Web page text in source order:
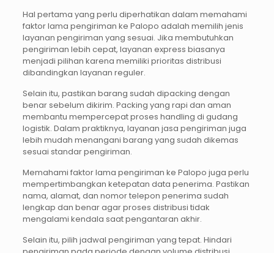
Hal pertama yang perlu diperhatikan dalam memahami
faktor lama pengiriman ke Palopo adalah memilih jenis
layanan pengiriman yang sesuai. Jika membutuhkan
pengiriman lebih cepat, layanan express biasanya
menjadi pilihan karena memiliki prioritas distribusi
dibandingkan layanan reguler.
Selain itu, pastikan barang sudah dipacking dengan
benar sebelum dikirim. Packing yang rapi dan aman
membantu mempercepat proses handling di gudang
logistik. Dalam praktiknya, layanan jasa pengiriman juga
lebih mudah menangani barang yang sudah dikemas
sesuai standar pengiriman.
Memahami faktor lama pengiriman ke Palopo juga perlu
mempertimbangkan ketepatan data penerima. Pastikan
nama, alamat, dan nomor telepon penerima sudah
lengkap dan benar agar proses distribusi tidak
mengalami kendala saat pengantaran akhir.
Selain itu, pilih jadwal pengiriman yang tepat. Hindari